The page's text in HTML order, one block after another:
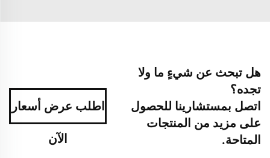
هل تبحث عن شيءٍ ما ولا
تجده؟
اتصل بمستشارينا للحصول
على مزيد من المنتجات
المتاحة.
اطلب عرض أسعار
الآن